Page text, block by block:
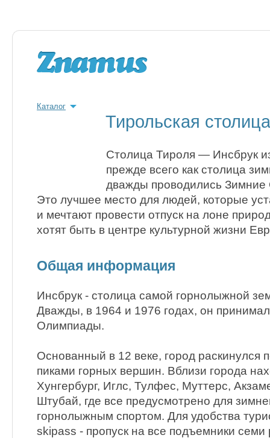
Каталог
Тирольская
Столица Тироля — Инсбрук
прежде всего как столица
дважды проводились
Это лучшее место для людей, которые
и мечтают провести отпуск на лоне
хотят быть в центре культурной жизни
Общая информация
Инсбрук - столица самой горнолыжной
Дважды, в 1964 и 1976 годах, он
Олимпиады.
Основанный в 12 веке, город раскинулся
пиками горных вершин. Вблизи города
Хунгербург, Иглс, Тулфес, Муттерс,
Штубай, где все предусмотрено для
горнолыжным спортом. Для удобства
skipass - пропуск на все подъемники семи